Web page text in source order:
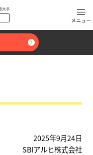
大手
2025年9月24日
SBIアルヒ株式会社